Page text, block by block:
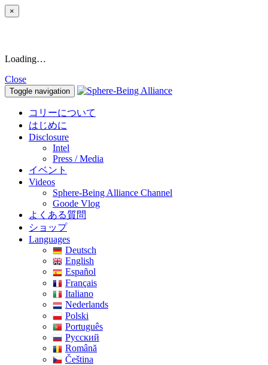
×
Loading…
Close
Toggle navigation
コリーについて
はじめに
Disclosure
Intel
Press / Media
イベント
Videos
Sphere-Being Alliance Channel
Goode Vlog
よくある質問
ショップ
Languages
Deutsch
English
Español
Français
Italiano
Nederlands
Polski
Português
Pусский
Română
Čeština